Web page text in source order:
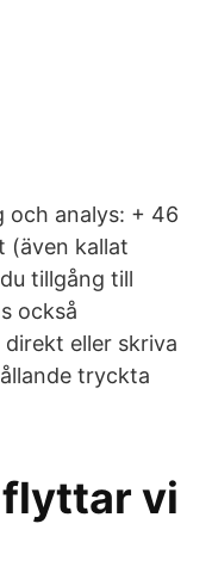
och analys: + 46
(även kallat
tillgång till
också
eller skriva
tryckta
vi